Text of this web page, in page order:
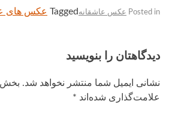
Posted in عکس عاشقانه Tagged عکس های
دیدگاهتان را بنویسید
نشانی ایمیل شما منتشر نخواهد شد.
علامت‌گذاری شده‌اند *